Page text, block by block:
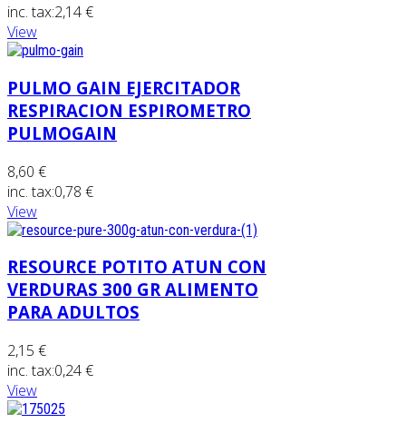
inc. tax:2,14 €
View
PULMO GAIN EJERCITADOR
RESPIRACION ESPIROMETRO
PULMOGAIN
8,60 €
inc. tax:0,78 €
View
RESOURCE POTITO ATUN CON
VERDURAS 300 GR ALIMENTO
PARA ADULTOS
2,15 €
inc. tax:0,24 €
View